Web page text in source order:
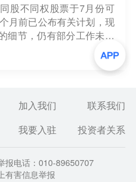
股不同权股票于7月份可
月前已公布有关计划，现
细节，仍有部分工作未完
将会不断丰富港交所的结
会考虑推出；并期望今年
机构审批。（新浪财经）
加入我们
联系我们
我要入驻 投资者关系
报电话：010-89650707
有害信息举报